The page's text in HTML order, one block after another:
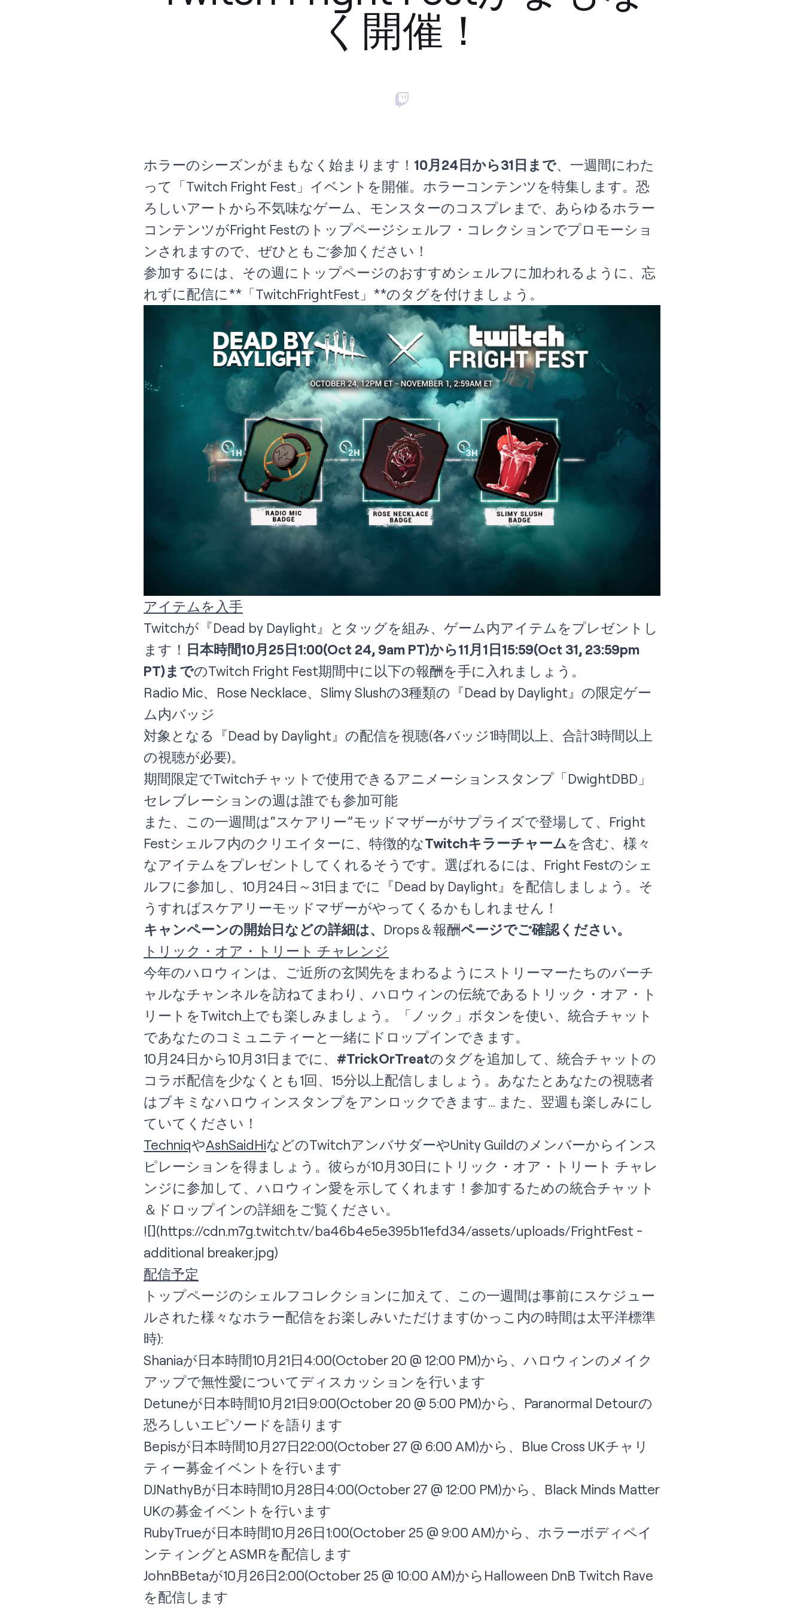
く開催！
ホラーのシーズンがまもなく始まります！ 10月24日から31日まで、一週間にわた
って「Twitch Fright Fest」イベントを開催。ホラーコンテンツを特集します。恐
ろしいアートから不気味なゲーム、モンスターのコスプレまで、あらゆるホラー
コンテンツがFright Festのトップページシェルフ・コレクションでプロモーショ
ンされますので、ぜひともご参加ください！
参加するには、その週にトップページのおすすめシェルフに加われるように、忘
れずに配信に**「TwitchFrightFest」**のタグを付けましょう。
アイテムを入手
Twitchが『Dead by Daylight』とタッグを組み、ゲーム内アイテムをプレゼントし
ます！ 日本時間10月25日1:00(Oct 24, 9am PT)から11月1日15:59(Oct 31, 23:59pm
PT)までのTwitch Fright Fest期間中に以下の報酬を手に入れましょう。
Radio Mic、Rose Necklace、Slimy Slushの3種類の『Dead by Daylight』の限定ゲー
ム内バッジ
対象となる『Dead by Daylight』の配信を視聴(各バッジ1時間以上、合計3時間以上
の視聴が必要)。
期間限定でTwitchチャットで使用できるアニメーションスタンプ「DwightDBD」
セレブレーションの週は誰でも参加可能
また、この一週間は“スケアリー”モッドマザーがサプライズで登場して、Fright
Festシェルフ内のクリエイターに、特徴的なTwitchキラーチャームを含む、様々
なアイテムをプレゼントしてくれるそうです。選ばれるには、Fright Festのシェ
ルフに参加し、10月24日～31日までに『Dead by Daylight』を配信しましょう。そ
うすればスケアリーモッドマザーがやってくるかもしれません！
キャンペーンの開始日などの詳細は、 Drops＆報酬ページでご確認ください。
トリック・オア・トリート チャレンジ
今年のハロウィンは、ご近所の玄関先をまわるようにストリーマーたちのバーチ
ャルなチャンネルを訪ねてまわり、ハロウィンの伝統であるトリック・オア・ト
リートをTwitch上でも楽しみましょう。「ノック」ボタンを使い、統合チャット
であなたのコミュニティーと一緒にドロップインできます。
10月24日から10月31日までに、 #TrickOrTreatのタグを追加して、統合チャットの
コラボ配信を少なくとも1回、15分以上配信しましょう。あなたとあなたの視聴者
はブキミなハロウィンスタンプをアンロックできます… また、翌週も楽しみにし
ていてください！
TechniqやAshSaidHiなどのTwitchアンバサダーやUnity Guildのメンバーからインス
ピレーションを得ましょう。彼らが10月30日にトリック・オア・トリート チャレ
ンジに参加して、ハロウィン愛を示してくれます！参加するための統合チャット
＆ ドロップインの詳細をご覧ください。
![](https://cdn.m7g.twitch.tv/ba46b4e5e395b11efd34/assets/uploads/FrightFest -
additional breaker.jpg)
配信予定
トップページのシェルフコレクションに加えて、この一週間は事前にスケジュー
ルされた様々なホラー配信をお楽しみいただけます(かっこ内の時間は太平洋標準
時):
Shaniaが日本時間10月21日4:00(October 20 @ 12:00 PM)から、ハロウィンのメイク
アップで無性愛についてディスカッションを行います
Detuneが日本時間10月21日9:00(October 20 @ 5:00 PM)から、Paranormal Detourの
恐ろしいエピソードを語ります
Bepisが日本時間10月27日22:00(October 27 @ 6:00 AM)から、Blue Cross UKチャリ
ティー募金イベントを行います
DJNathyBが日本時間10月28日4:00(October 27 @ 12:00 PM)から、Black Minds Matter
UKの募金イベントを行います
RubyTrueが日本時間10月26日1:00(October 25 @ 9:00 AM)から、ホラーボディペイ
ンティングとASMRを配信します
JohnBBetaが10月26日2:00(October 25 @ 10:00 AM)からHalloween DnB Twitch Rave
を配信します